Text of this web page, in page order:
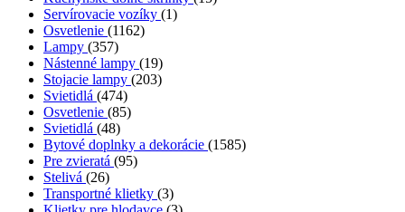
Servírovacie vozíky (1)
Osvetlenie (1162)
Lampy (357)
Nástenné lampy (19)
Stojacie lampy (203)
Svietidlá (474)
Osvetlenie (85)
Svietidlá (48)
Bytové doplnky a dekorácie (1585)
Pre zvieratá (95)
Stelivá (26)
Transportné klietky (3)